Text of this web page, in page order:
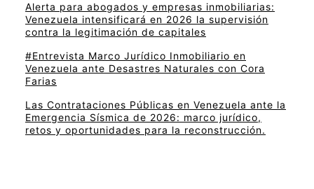
Alerta para abogados y empresas inmobiliarias:
Venezuela intensificará en 2026 la supervisión
contra la legitimación de capitales
#Entrevista Marco Jurídico Inmobiliario en
Venezuela ante Desastres Naturales con Cora
Farias
Las Contrataciones Públicas en Venezuela ante la
Emergencia Sísmica de 2026: marco jurídico,
retos y oportunidades para la reconstrucción.